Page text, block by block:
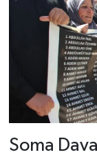
Soma